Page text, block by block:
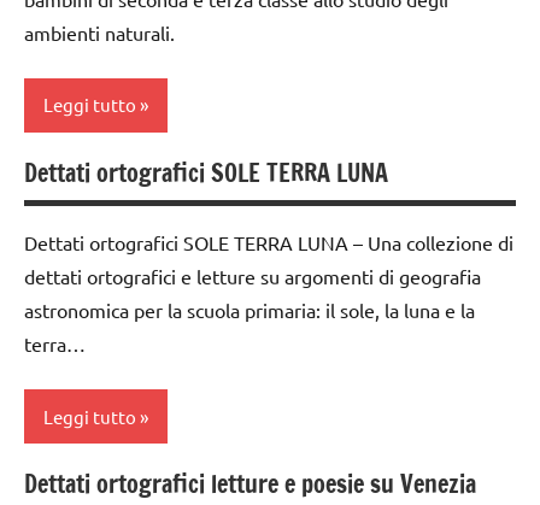
dettati
ortografici
GEOGRAFIA
ARGOMENTI
PER ETA'
ARTICOLI
3a
classe
classi
1a-5a
dai
6
dettati /
geografia
dettati
ambienti naturali.
Leggi tutto
ambienti
naturali
classe
2a
3a
geografia
dettati
Dettati ortografici SOLE TERRA LUNA
Dettati ortografici SOLE TERRA LUNA – Una collezione di
dettati ortografici e letture su argomenti di geografia
astronomica per la scuola primaria: il sole, la luna e la
terra…
Leggi tutto
dettati /
Dettati ortografici letture e poesie su Venezia